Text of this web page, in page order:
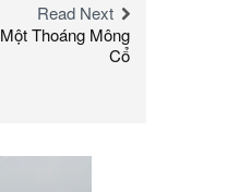
Read Next
Một Thoáng Mông
Cổ